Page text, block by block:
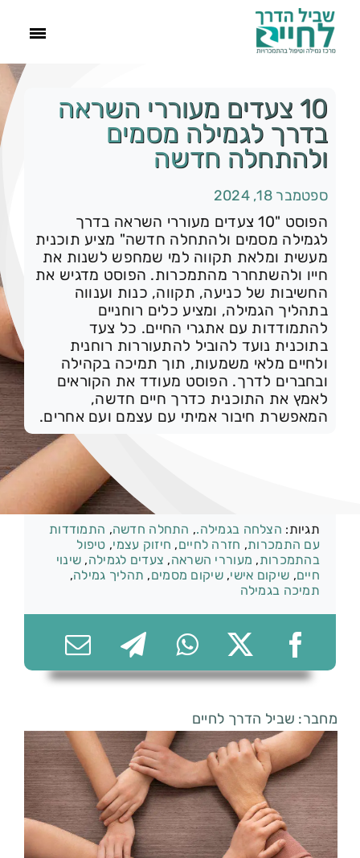
ראשי
הסיפור שלנו
התמכרויות
תהליך הגמילה
עוד
צור קשר
10 צעדים מעוררי השראה
בדרך לגמילה מסמים
ולהתחלה חדשה
ספטמבר 18, 2024
הפוסט "10 צעדים מעוררי השראה בדרך
לגמילה מסמים ולהתחלה חדשה" מציע תוכנית
מעשית ומלאת תקווה למי שמחפש לשנות את
חייו ולהשתחרר מהתמכרות. הפוסט מדגיש את
החשיבות של כניעה, תקווה, כנות וענווה
בתהליך הגמילה, ומציע כלים רוחניים
להתמודדות עם אתגרי החיים. כל צעד
בתוכנית נועד להוביל להתעוררות רוחנית
ולחיים מלאי משמעות, תוך תמיכה בקהילה
ובחברים לדרך. הפוסט מעודד את הקוראים
לאמץ את התוכנית כדרך חיים חדשה,
המאפשרת חיבור אמיתי עם עצמם ועם אחרים.
תגיות: הצלחה בגמילה., התחלה חדשה, התמודדות
עם התמכרות, חזרה לחיים, חיזוק עצמי, טיפול
בהתמכרות, מעוררי השראה, צעדים לגמילה, שינוי
חיים, שיקום אישי,שיקום מסמים, תהליך גמילה,
תמיכה בגמילה
מחבר: שביל הדרך לחיים